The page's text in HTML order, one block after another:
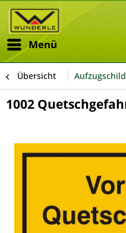
Menü
Übersicht
1002